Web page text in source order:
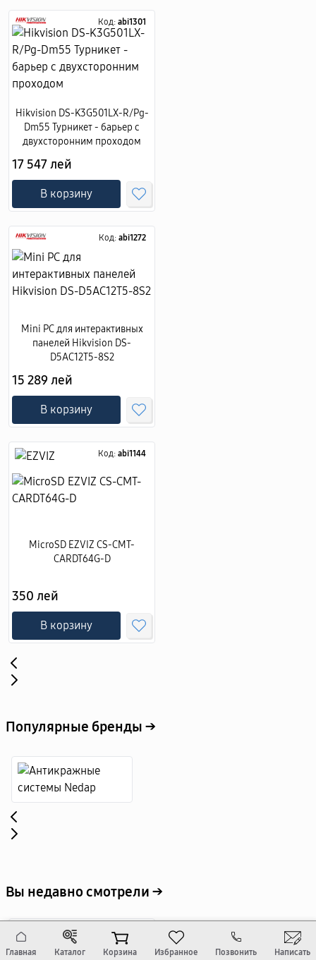
Код: abi1301
Hikvision DS-K3G501LX-R/Pg-
Dm55 Турникет - барьер с
двухсторонним проходом
17 547 лей
В корзину
Код: abi1272
Mini PC для интерактивных
панелей Hikvision DS-
D5AC12T5-8S2
15 289 лей
В корзину
Код: abi1144
MicroSD EZVIZ CS-CMT-
CARDT64G-D
350 лей
В корзину
Популярные бренды →
Вы недавно смотрели →
Код:
Главная Каталог Корзина Избранное Позвонить Написать